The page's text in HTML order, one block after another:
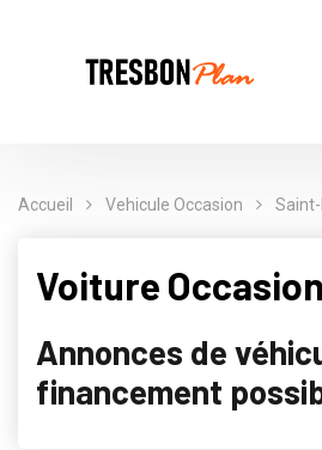
Accueil Vehicule Occasion
Voiture Occasion
Annonces de
financement